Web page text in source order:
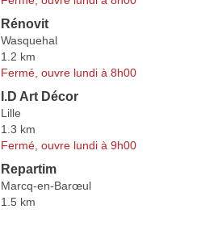
Rénovit
Wasquehal
1.2 km
Fermé, ouvre lundi à 8h00
I.D Art Décor
Lille
1.3 km
Fermé, ouvre lundi à 9h00
Repartim
Marcq-en-Barœul
1.5 km